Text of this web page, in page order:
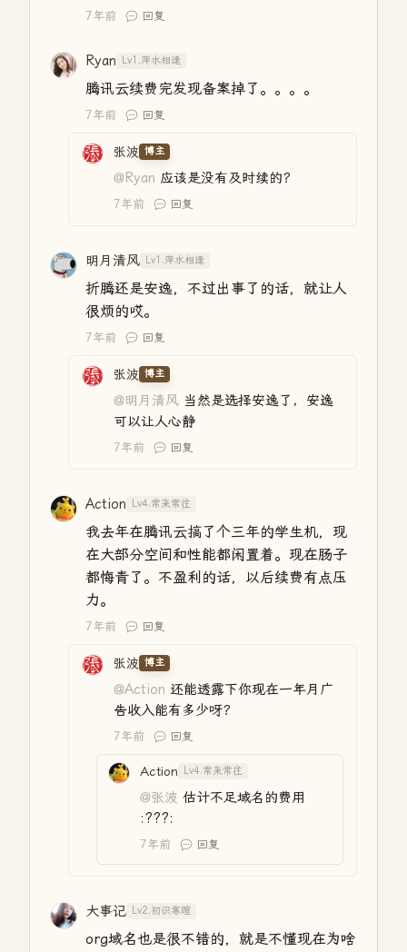
7年前 回复
Ryan Lv1.萍水相逢
腾讯云续费完发现备案掉了。。。。
7年前 回复
张波 博主
@Ryan 应该是没有及时续的？
7年前 回复
明月清风 Lv1.萍水相逢
折腾还是安逸，不过出事了的话，就让人
很烦的哎。
7年前 回复
张波 博主
@明月清风 当然是选择安逸了，安逸
可以让人心静
7年前 回复
Action Lv4.常来常往
我去年在腾讯云搞了个三年的学生机，现
在大部分空间和性能都闲置着。现在肠子
都悔青了。不盈利的话，以后续费有点压
力。
7年前 回复
张波 博主
@Action 还能透露下你现在一年月广
告收入能有多少呀？
7年前 回复
Action Lv4.常来常往
@张波 估计不足域名的费用
:???:
7年前 回复
大事记 Lv2.初识寒暄
org域名也是很不错的，就是不懂现在为啥